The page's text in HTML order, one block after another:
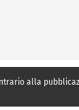
alla